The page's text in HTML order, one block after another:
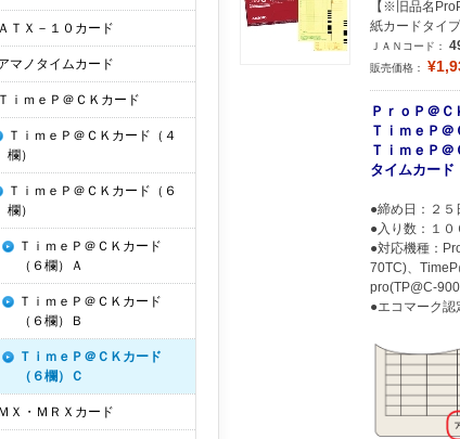
【※旧品名
紙カードタイ
ＪＡＮコード：
販売価格：
ＰｒｏＰ＠
ＴｉｍｅＰ＠
ＴｉｍｅＰ
タイムカー
●締め日：２５
●入り数：１０
●対応機種：
70TC)、
pro(TP@C-
●エコマーク
ＡＴＸ－１０カード
マノタイムカード
ＴｉｍｅＰ＠ＣＫカード
ＴｉｍｅＰ＠ＣＫカード（４
欄）
ＴｉｍｅＰ＠ＣＫカード（６
欄）
ＴｉｍｅＰ＠ＣＫカード
（６欄）Ａ
ＴｉｍｅＰ＠ＣＫカード
（６欄）Ｂ
ＴｉｍｅＰ＠ＣＫカード
（６欄）Ｃ
ＭＸ・ＭＲＸカード